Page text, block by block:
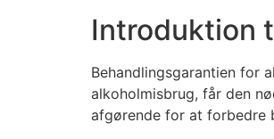
Introduktion
Behandlingsgarantien for
alkoholmisbrug, får den
afgørende for at forbedre